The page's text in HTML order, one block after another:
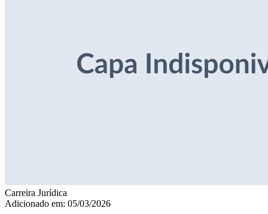
Carreira Jurídica
Adicionado em: 05/03/2026